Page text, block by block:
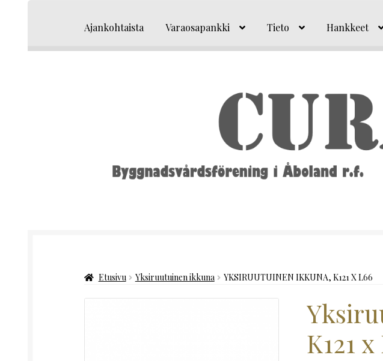
navigointiin
sisältöön
Ajankohtaista Varaosapankki Tieto Hankkeet
Etusivu Yksiruutuinen ikkuna YKSIRUUTUINEN IKKUNA, K121 X L66
K121